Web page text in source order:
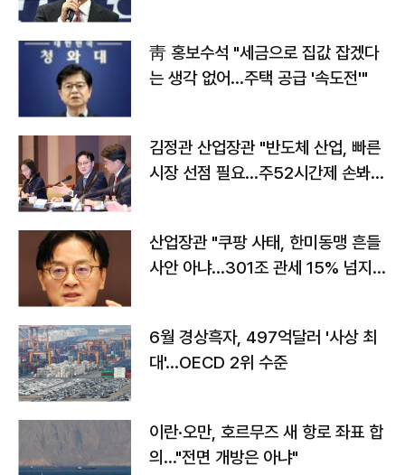
靑 홍보수석 "세금으로 집값 잡겠다
는 생각 없어…주택 공급 '속도전'"
김정관 산업장관 "반도체 산업, 빠른
시장 선점 필요…주52시간제 손봐
산업장관 "쿠팡 사태, 한미동맹 흔들
사안 아냐…301조 관세 15% 넘지
6월 경상흑자, 497억달러 '사상 최
대'…OECD 2위 수준
이란·오만, 호르무즈 새 항로 좌표 합
의…"전면 개방은 아냐"